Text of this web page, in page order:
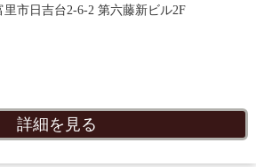
里市日吉台2-6-2 第六藤新ビル2F
詳細を見る